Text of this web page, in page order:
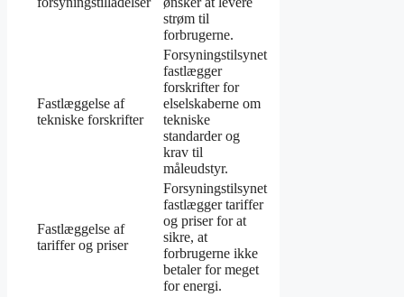
strøm til
forbrugerne.
Fastlæggelse af
tekniske forskrifter
Forsyningstilsynet
fastlægger
forskrifter for
elselskaberne om
tekniske
standarder og
krav til
måleudstyr.
Fastlæggelse af
tariffer og priser
Forsyningstilsynet
fastlægger tariffer
og priser for at
sikre, at
forbrugerne ikke
betaler for meget
for energi.